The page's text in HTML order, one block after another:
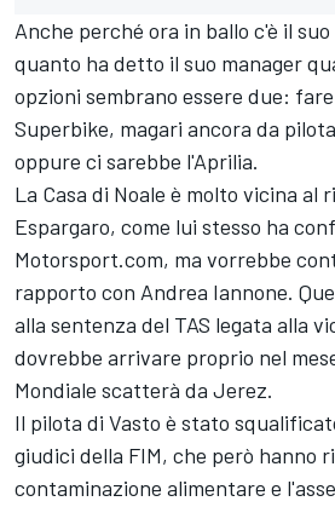
Anche perché ora in ballo c'è il
quanto ha detto il suo manager
opzioni sembrano essere due:
Superbike, magari ancora da
oppure ci sarebbe l'Aprilia.
La Casa di Noale è molto vicina al
Espargaro, come lui stesso ha
Motorsport.com, ma vorrebbe
rapporto con Andrea Iannone.
alla sentenza del TAS legata alla
dovrebbe arrivare proprio nel
Mondiale scatterà da Jerez.
Il pilota di Vasto è stato
giudici della FIM, che però hanno
contaminazione alimentare e